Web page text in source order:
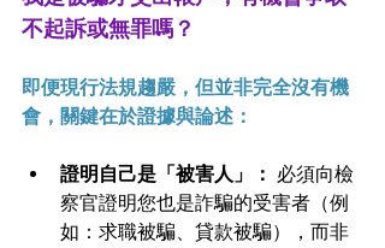
不起訴或無罪嗎？
即便現行法規趨嚴，但並非完全沒有機
會，關鍵在於證據與論述：
證明自己是「被害人」： 必須向檢
察官證明您也是詐騙的受害者（例
如：求職被騙、貸款被騙），而非